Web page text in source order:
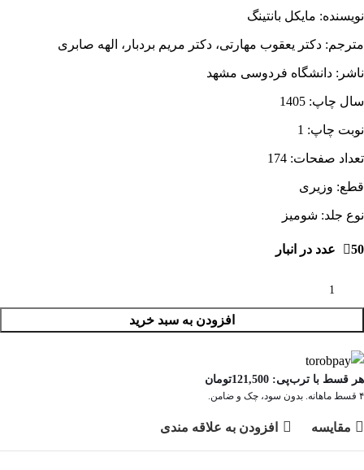
نویسنده: مایکل بانتینگ
مترجم: دکتر یعقوب مهارتی، دکتر مریم بردبار، الهه صابری
ناشر: دانشگاه فردوسی مشهد
سال چاپ: 1405
نوبت چاپ: 1
تعداد صفحات: 174
قطع: وزیری
نوع جلد: شومیز
50 عدد در انبار
افزودن به سبد خرید
هر قسط با ترب‌پی: 121,500تومان
۴ قسط ماهانه. بدون سود، چک و ضامن.
مقايسه افزودن به علاقه مندی